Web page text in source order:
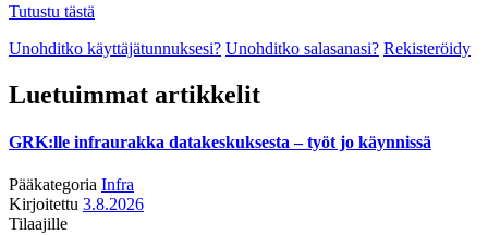
Tutustu tästä
Unohditko käyttäjätunnuksesi? Unohditko salasanasi? Rekisteröidy
Luetuimmat artikkelit
GRK:lle infraurakka datakeskuksesta – työt jo käynnissä
Pääkategoria Infra
Kirjoitettu 3.8.2026
Tilaajille